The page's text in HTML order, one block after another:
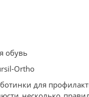
обувь
Ortho
для